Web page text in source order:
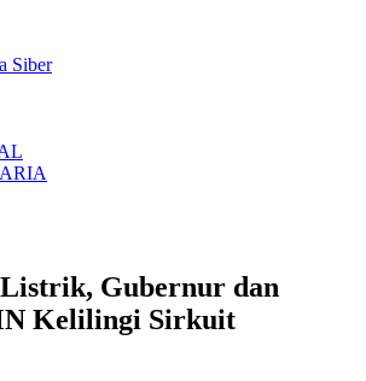
Siber
Gubernur dan
Kelilingi Sirkuit